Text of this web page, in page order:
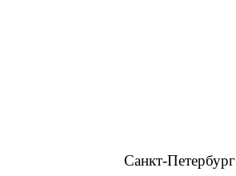
Санкт-Петербург